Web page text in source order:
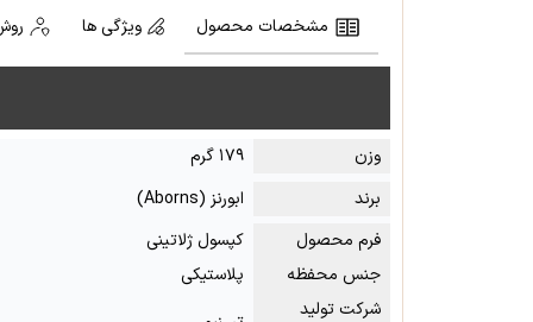
مشخصات محصول ویژگی ها
وزن
۱۷۹ گرم
برند
ابورنز (Aborns)
فرم محصول
کپسول ژلاتینی
جنس محفظه
پلاستیکی
شرکت تولید